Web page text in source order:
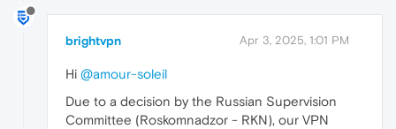
brightvpn Apr 3, 2025, 1:01 PM
Hi @amour-soleil
Due to a decision by the Russian Supervision
Committee (Roskomnadzor - RKN), our VPN